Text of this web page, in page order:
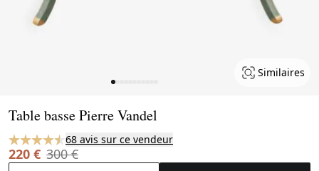
Similaires
Table basse Pierre Vandel
68 avis sur ce vendeur
220 € 300 €